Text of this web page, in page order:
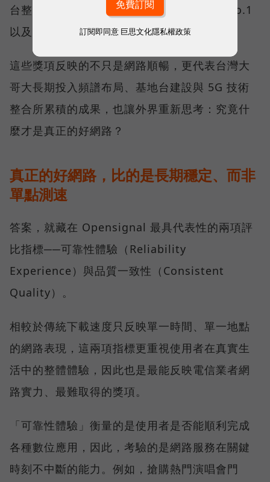
台整體語音體驗 No.1、全台 5G 語音體驗 No.1
以及全台網路在線率 No.1 多項榮譽。
這些獎項反映的不只是網路順暢，更代表台灣大
哥大長期投入頻譜布局、基地台建設與 5G 技術
整合所累積的成果，也讓外界重新思考：究竟什
麼才是真正的好網路？
真正的好網路，比的是長期穩定、而非
單點測速
答案，就藏在 Opensignal 最具代表性的兩項評
比指標──可靠性體驗（Reliability
Experience）與品質一致性（Consistent
Quality）。
相較於傳統下載速度只反映單一時間、單一地點
的網路表現，這兩項指標更重視使用者在真實生
活中的整體體驗，因此也是最能反映電信業者網
路實力、最難取得的獎項。
「可靠性體驗」衡量的是使用者是否能順利完成
各種數位應用，因此，考驗的是網路服務在關鍵
時刻不中斷的能力。例如，搶購熱門演唱會門
訂閱即同意 巨思文化隱私權政策